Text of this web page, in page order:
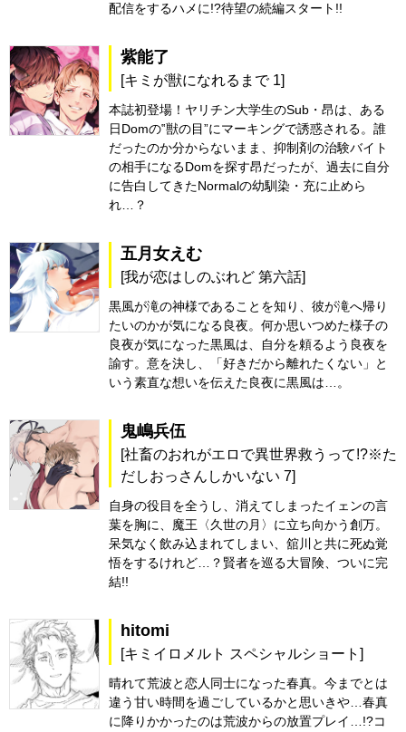
配信をするハメに!?待望の続編スタート!!
紫能了
[キミが獣になれるまで 1]
本誌初登場！ヤリチン大学生のSub・昂は、ある
日Domの‟獣の目”にマーキングで誘惑される。誰
だったのか分からないまま、抑制剤の治験バイト
の相手になるDomを探す昂だったが、過去に自分
に告白してきたNormalの幼馴染・充に止めら
れ…？
五月女えむ
[我が恋はしのぶれど 第六話]
黒風が滝の神様であることを知り、彼が滝へ帰り
たいのかが気になる良夜。何か思いつめた様子の
良夜が気になった黒風は、自分を頼るよう良夜を
諭す。意を決し、「好きだから離れたくない」と
いう素直な想いを伝えた良夜に黒風は…。
鬼嶋兵伍
[社畜のおれがエロで異世界救うって!?※た
だしおっさんしかいない 7]
自身の役目を全うし、消えてしまったイェンの言
葉を胸に、魔王〈久世の月〉に立ち向かう創万。
呆気なく飲み込まれてしまい、舘川と共に死ぬ覚
悟をするけれど…？賢者を巡る大冒険、ついに完
結!!
hitomi
[キミイロメルト スペシャルショート]
晴れて荒波と恋人同士になった春真。今までとは
違う甘い時間を過ごしているかと思いきや…春真
に降りかかったのは荒波からの放置プレイ…!?コ